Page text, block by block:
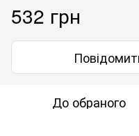
532 грн
До обраного